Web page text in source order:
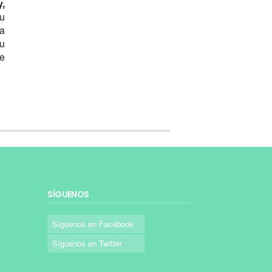
SÍGUENOS
Síguenos en Facebook
Síguenos en Twitter